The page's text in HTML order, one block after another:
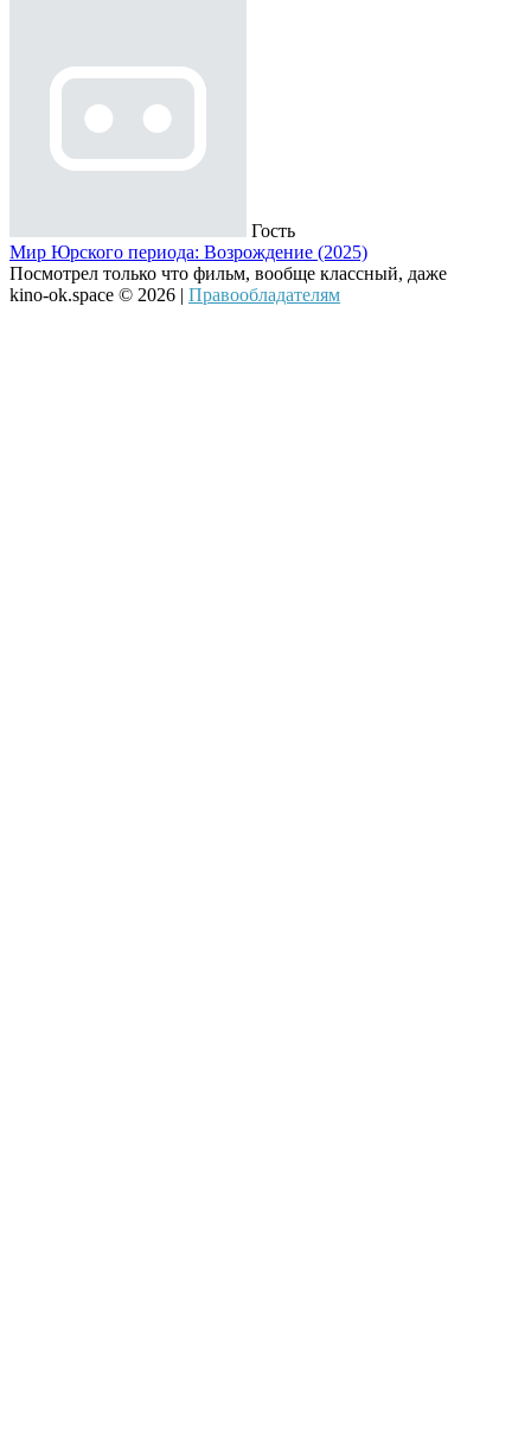
Гость
Мир Юрского периода: Возрождение (2025)
Посмотрел только что фильм, вообще классный, даже
kino-ok.space © 2026 | Правообладателям